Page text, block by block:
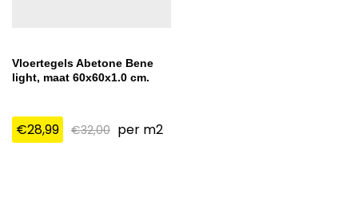
Vloertegels Abetone Bene
light, maat 60x60x1.0 cm.
€28,99 €32,00 per m2